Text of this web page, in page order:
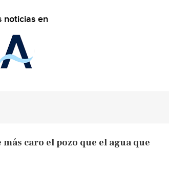
noticias en
caro el pozo que el agua que